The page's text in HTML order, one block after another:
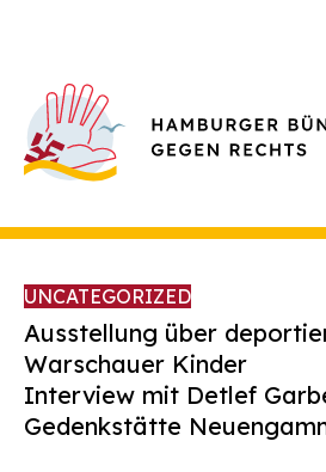
Über Uns
Infos & Broschüren
UNCATEGORIZED
Ausstellung über
Warschauer Kinder
Interview mit Detlef
Gedenkstätte